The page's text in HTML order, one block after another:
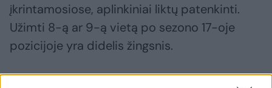
įkrintamosiose, aplinkiniai liktų patenkinti.
Užimti 8-ą ar 9-ą vietą po sezono 17-oje
pozicijoje yra didelis žingsnis.